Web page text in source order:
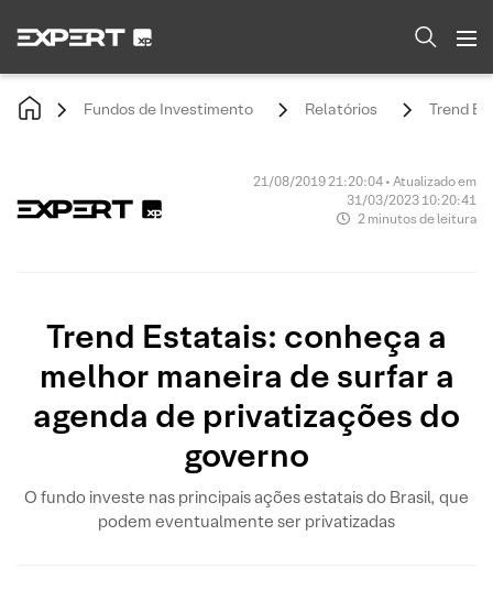
Fundos de Investimento Relatórios Trend
21/08/2019 21:20:04 • Atualizado em
31/03/2023 10:20:41
2 minutos de leitura
Trend Estatais: conheça a
melhor maneira de surfar a
agenda de privatizações do
governo
O fundo investe nas principais ações estatais do Brasil, que
podem eventualmente ser privatizadas